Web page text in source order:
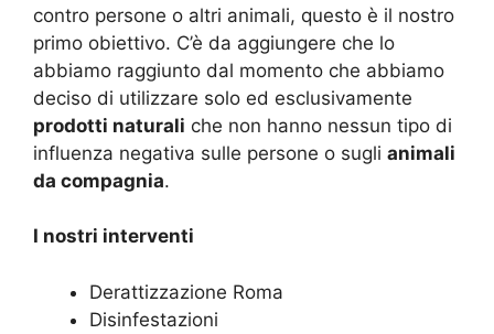
contro persone o altri animali, questo è il nostro
primo obiettivo. C’è da aggiungere che lo
abbiamo raggiunto dal momento che abbiamo
deciso di utilizzare solo ed esclusivamente
prodotti naturali che non hanno nessun tipo di
influenza negativa sulle persone o sugli animali
da compagnia.
I nostri interventi
Derattizzazione Roma
Disinfestazioni